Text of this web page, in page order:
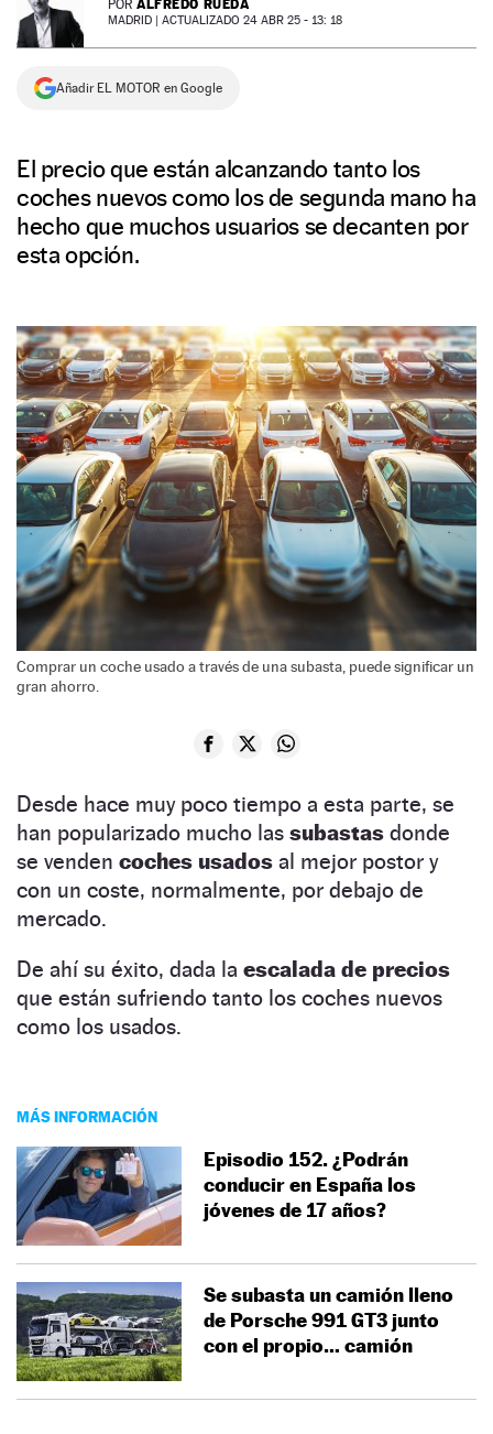
NEWSLETTER
SÍGUENOS
POR ALFREDO RUEDA
MADRID | ACTUALIZADO 24 ABR 25 - 13: 18
Añadir EL MOTOR en Google
El precio que están alcanzando tanto los
coches nuevos como los de segunda mano ha
hecho que muchos usuarios se decanten por
esta opción.
Comprar un coche usado a través de una subasta, puede significar un
gran ahorro.
Desde hace muy poco tiempo a esta parte, se
han popularizado mucho las subastas donde
se venden coches usados al mejor postor y
con un coste, normalmente, por debajo de
mercado.
De ahí su éxito, dada la escalada de precios
que están sufriendo tanto los coches nuevos
como los usados.
MÁS INFORMACIÓN
Episodio 152. ¿Podrán
conducir en España los
jóvenes de 17 años?
Se subasta un camión lleno
de Porsche 991 GT3 junto
con el propio… camión